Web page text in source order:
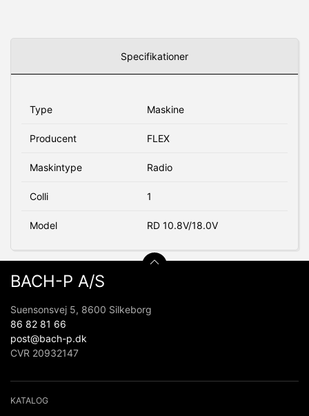
Specifikationer
Type Maskine
Producent FLEX
Maskintype Radio
Colli 1
Model RD 10.8V/18.0V
BACH-P A/S
Suensonsvej 5, 8600 Silkeborg
86 82 81 66
post@bach-p.dk
CVR 20932147
KATALOG